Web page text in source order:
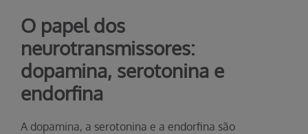
O papel dos
neurotransmissores:
dopamina, serotonina e
endorfina
A dopamina, a serotonina e a endorfina são